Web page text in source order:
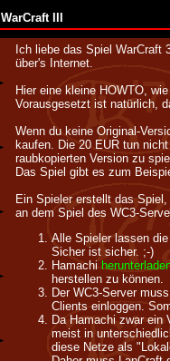
WarCraft III
Ich liebe das Spiel WarCraft
über's Internet.
Hier eine kleine HOWTO,
Vorausgesetzt ist natürlich,
Wenn du keine Original-
kaufen. Die 20 EUR tun
raubkopierten Version zu
Das Spiel gibt es zum
Ein Spieler erstellt das
an dem Spiel des WC3-
Alle Spieler lassen
Sicher ist sicher. ;-)
Hamachi
herstellen zu können.
Der WC3-Server
Clients einloggen.
Da Hamachi zwar ein
meist in
diese Netze als